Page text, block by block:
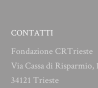
CONTATTI
Fondazione CRTrieste
Via Cassa di Risparmio,
34121 Trieste